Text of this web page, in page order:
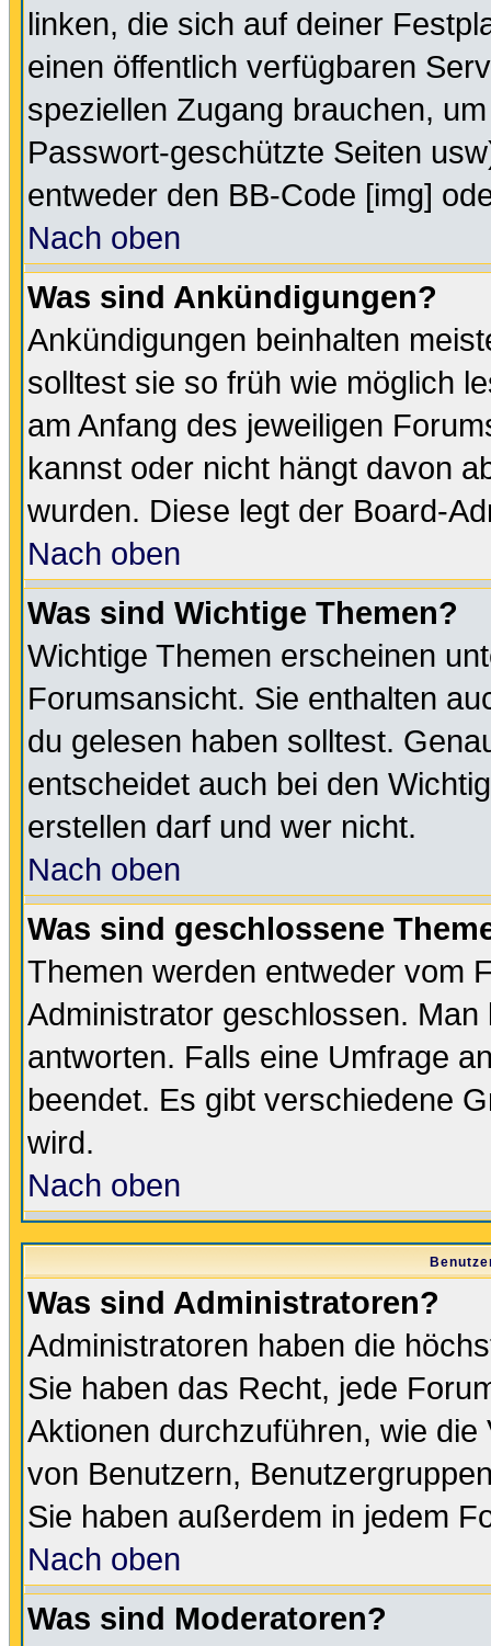
linken, die sich auf deiner
einen öffentlich verfügbaren
speziellen Zugang brauchen,
Passwort-geschützte Seiten
entweder den BB-Code [img]
Nach oben
Was sind Ankündigungen?
Ankündigungen beinhalten
solltest sie so früh wie möglich
am Anfang des jeweiligen
kannst oder nicht hängt davon
wurden. Diese legt der Board-
Nach oben
Was sind Wichtige Themen?
Wichtige Themen erscheinen
Forumsansicht. Sie enthalten
du gelesen haben solltest.
entscheidet auch bei den
erstellen darf und wer nicht.
Nach oben
Was sind geschlossene
Themen werden entweder vom
Administrator geschlossen.
antworten. Falls eine Umfrage
beendet. Es gibt verschiedene
wird.
Nach oben
Was sind Administratoren?
Administratoren haben die
Sie haben das Recht, jede
Aktionen durchzuführen, wie
von Benutzern,
Sie haben außerdem in jedem
Nach oben
Was sind Moderatoren?